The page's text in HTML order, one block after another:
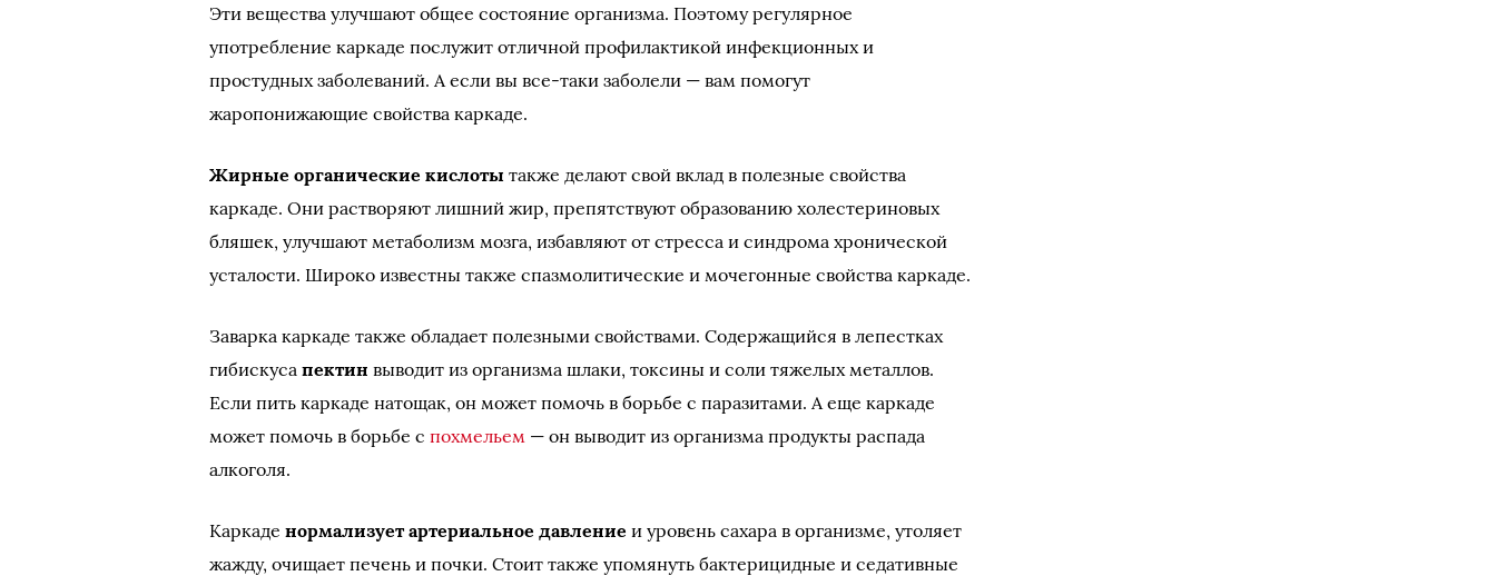
Эти вещества улучшают общее состояние организма. Поэтому регулярное
употребление каркаде послужит отличной профилактикой инфекционных и
простудных заболеваний. А если вы все-таки заболели — вам помогут
жаропонижающие свойства каркаде.
Жирные органические кислоты также делают свой вклад в полезные свойства
каркаде. Они растворяют лишний жир, препятствуют образованию холестериновых
бляшек, улучшают метаболизм мозга, избавляют от стресса и синдрома хронической
усталости. Широко известны также спазмолитические и мочегонные свойства каркаде.
Заварка каркаде также обладает полезными свойствами. Содержащийся в лепестках
гибискусапектин выводит из организма шлаки, токсины и соли тяжелых металлов.
Если пить каркаде натощак, он может помочь в борьбе с паразитами. А еще каркаде
может помочь в борьбе спохмельем — он выводит из организма продукты распада
алкоголя.
Каркаденормализует артериальное давление и уровень сахара в организме, утоляет
жажду, очищает печень и почки. Стоит также упомянуть бактерицидные и седативные